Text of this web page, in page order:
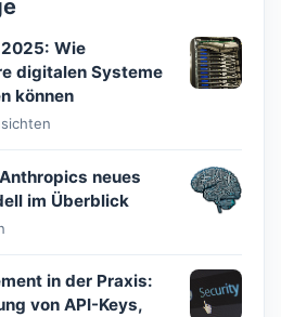
Wie
digitalen Systeme
können
neues
im Überblick
in der Praxis:
von API-Keys,